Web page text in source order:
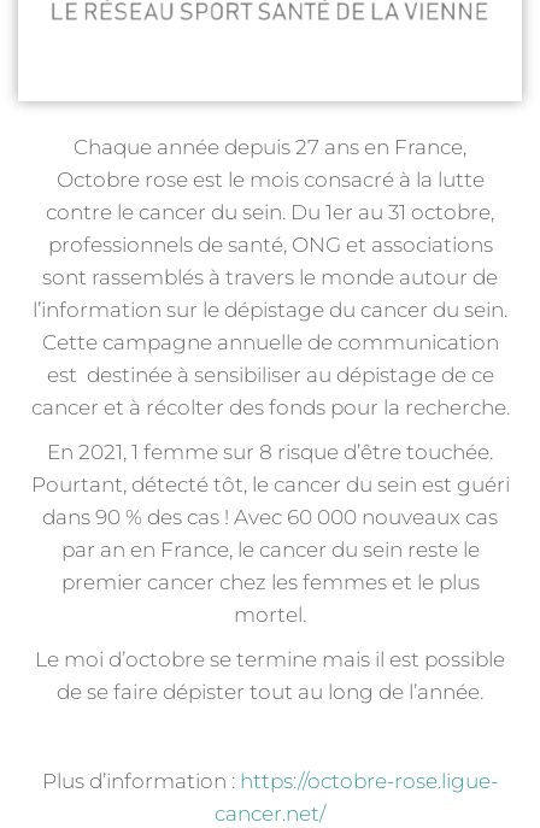
Chaque année depuis 27 ans en France,
Octobre rose est le mois consacré à la lutte
contre le cancer du sein. Du 1er au 31 octobre,
professionnels de santé, ONG et associations
sont rassemblés à travers le monde autour de
l’information sur le dépistage du cancer du sein.
Cette campagne annuelle de communication
est destinée à sensibiliser au dépistage de ce
cancer et à récolter des fonds pour la recherche.
En 2021, 1 femme sur 8 risque d’être touchée.
Pourtant, détecté tôt, le cancer du sein est guéri
dans 90 % des cas ! Avec 60 000 nouveaux cas
par an en France, le cancer du sein reste le
premier cancer chez les femmes et le plus
mortel.
Le moi d’octobre se termine mais il est possible
de se faire dépister tout au long de l’année.
Plus d’information : https://octobre-rose.ligue-
cancer.net/